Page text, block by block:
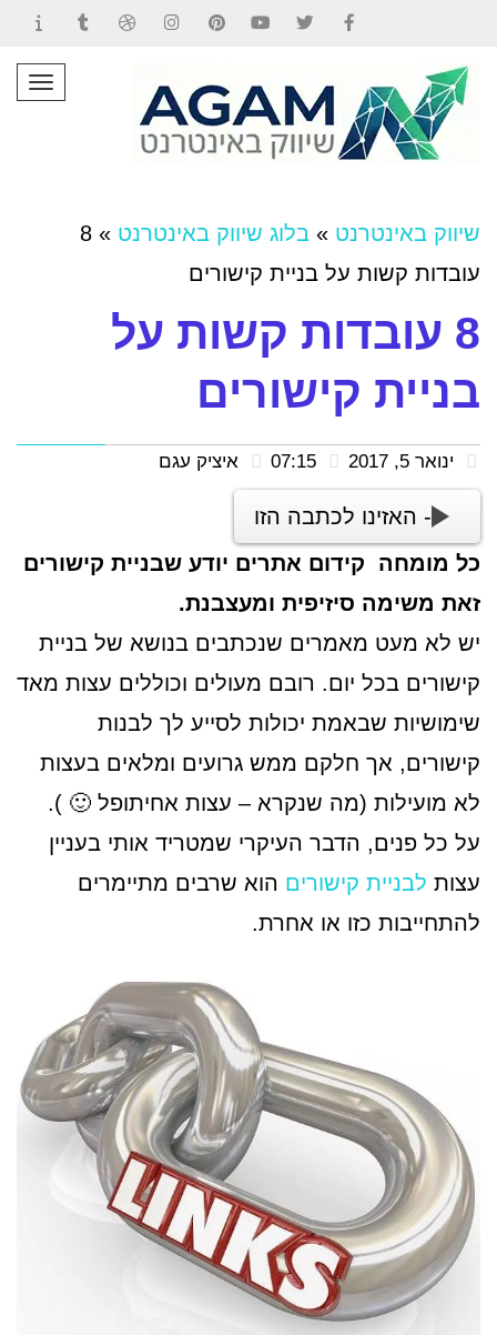
שיווק באינטרנט » בלוג שיווק באינטרנט »
8
עובדות קשות על בניית קישורים
8 עובדות קשות על
בניית קישורים
ינואר 5, 2017 איציק עגם
- האזינו לכתבה הזו
כל מומחה קידום אתרים יודע שבניית קישורים
זאת משימה סיזיפית ומעצבנת.
יש לא מעט מאמרים שנכתבים בנושא של בניית
קישורים בכל יום. רובם מעולים וכוללים עצות מאד
שימושיות שבאמת יכולות לסייע לך לבנות
קישורים, אך חלקם ממש גרועים ומלאים בעצות
לא מועילות (מה שנקרא – עצות אחיתופל 🙂 ).
על כל פנים, הדבר העיקרי שמטריד אותי בעניין
עצות לבניית קישורים הוא שרבים מתיימרים
להתחייבות כזו או אחרת.